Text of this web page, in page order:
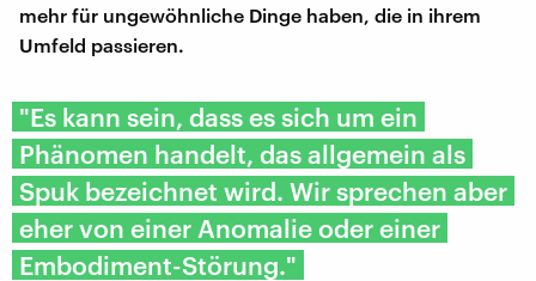
mehr für ungewöhnliche Dinge haben, die in ihrem
Umfeld passieren.
"Es kann sein, dass es sich um ein
Phänomen handelt, das allgemein als
Spuk bezeichnet wird. Wir sprechen aber
eher von einer Anomalie oder einer
Embodiment-Störung."